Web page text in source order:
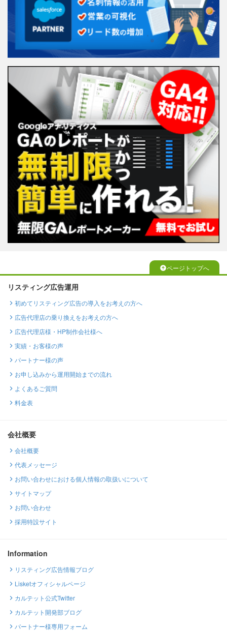
ページトップへ
リスティング広告運用
初めてリスティング広告の導入をお考えの方へ
広告代理店の乗り換えをお考えの方へ
広告代理店様・HP制作会社様へ
実績・お客様の声
パートナー様の声
お申し込みから運用開始までの流れ
よくあるご質問
料金表
会社概要
会社概要
代表メッセージ
お問い合わせにおける個人情報の取扱いについて
サイトマップ
お問い合わせ
採用特設サイト
Information
リスティング広告情報ブログ
Lisketオフィシャルページ
カルテット公式Twitter
カルテット開発部ブログ
パートナー様専用フォーム